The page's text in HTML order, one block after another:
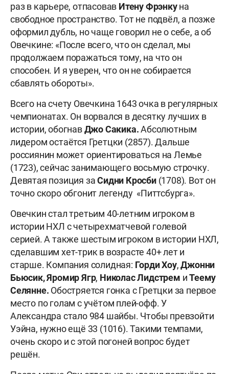
раз в карьере, отпасовав Итену Фрэнкуна
свободное пространство. Тот не подвёл, а позже
оформил дубль, но чаще говорил не о себе, а об
Овечкине: «После всего, что он сделал, мы
продолжаем поражаться тому, на что он
способен. И я уверен, что он не собирается
сбавлять обороты».
Всего на счету Овечкина 1643 очка в регулярных
чемпионатах. Он ворвался в десятку лучших в
истории, обогнавДжо Сакика.Абсолютным
лидером остаётся Гретцки (2857). Дальше
россиянин может ориентироваться на Лемье
(1723), сейчас занимающего восьмую строчку.
Девятая позиция заСидни Кросби (1708). Вот он
точно скоро обгонит легенду «Питтсбурга».
Овечкин стал третьим 40-летним игроком в
истории НХЛ с четырехматчевой голевой
серией. А также шестым игроком в истории НХЛ,
сделавшим хет-трик в возрасте 40+ лет и
старше. Компания солидная: Горди Хоу,Джонни
Бьюсик, Яромир Ягр, Николас Лидстрем иТеему
Селянне. Обостряется гонка с Гретцки за первое
место по голам с учётом плей-офф. У
Александра стало 984 шайбы. Чтобы превзойти
Уэйна, нужно ещё 33 (1016). Такими темпами,
очень скоро и с этой погоней вопрос будет
решён.